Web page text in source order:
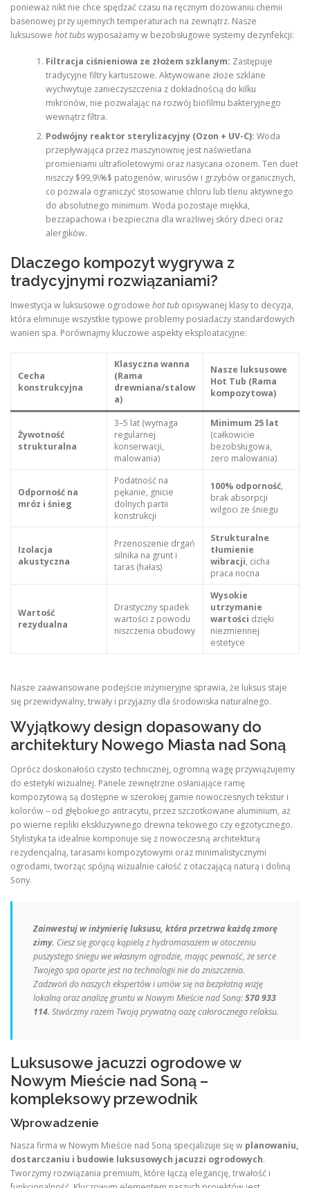
ponieważ nikt nie chce spędzać czasu na ręcznym dozowaniu chemii
basenowej przy ujemnych temperaturach na zewnątrz. Nasze
luksusowe hot tubswyposażamy w bezobsługowe systemy dezynfekcji:
Filtracja ciśnieniowa ze złożem szklanym: Zastępuje
tradycyjne filtry kartuszowe. Aktywowane złoże szklane
wychwytuje zanieczyszczenia z dokładnością do kilku
mikronów, nie pozwalając na rozwój biofilmu bakteryjnego
wewnątrz filtra.
Podwójny reaktor sterylizacyjny (Ozon + UV-C): Woda
przepływająca przez maszynownię jest naświetlana
promieniami ultrafioletowymi oraz nasycana ozonem. Ten duet
niszczy $99,9\%$ patogenów, wirusów i grzybów organicznych,
co pozwala ograniczyć stosowanie chloru lub tlenu aktywnego
do absolutnego minimum. Woda pozostaje miękka,
bezzapachowa i bezpieczna dla wrażliwej skóry dzieci oraz
alergików.
Dlaczego kompozyt wygrywa z
tradycyjnymi rozwiązaniami?
Inwestycja w luksusowe ogrodowe hot tub opisywanej klasy to decyzja,
która eliminuje wszystkie typowe problemy posiadaczy standardowych
wanien spa. Porównajmy kluczowe aspekty eksploatacyjne:
Cecha
konstrukcyjna
Klasyczna wanna
(Rama
drewniana/stalow
a)
Nasze luksusowe
Hot Tub (Rama
kompozytowa)
Żywotność
strukturalna
3–5 lat (wymaga
regularnej
konserwacji,
malowania)
Minimum 25 lat
(całkowicie
bezobsługowa,
zero malowania)
Odporność na
mróz i śnieg
Podatność na
pękanie, gnicie
dolnych partii
konstrukcji
100% odporność,
brak absorpcji
wilgoci ze śniegu
Izolacja
akustyczna
Przenoszenie drgań
silnika na grunt i
taras (hałas)
Strukturalne
tłumienie
wibracji, cicha
praca nocna
Wartość
rezydualna
Drastyczny spadek
wartości z powodu
niszczenia obudowy
Wysokie
utrzymanie
wartości dzięki
niezmiennej
estetyce
Nasze zaawansowane podejście inżynieryjne sprawia, że luksus staje
się przewidywalny, trwały i przyjazny dla środowiska naturalnego.
Wyjątkowy design dopasowany do
architektury Nowego Miasta nad Soną
Oprócz doskonałości czysto technicznej, ogromną wagę przywiązujemy
do estetyki wizualnej. Panele zewnętrzne osłaniające ramę
kompozytową są dostępne w szerokiej gamie nowoczesnych tekstur i
kolorów – od głębokiego antracytu, przez szczotkowane aluminium, aż
po wierne repliki ekskluzywnego drewna tekowego czy egzotycznego.
Stylistyka ta idealnie komponuje się z nowoczesną architekturą
rezydencjalną, tarasami kompozytowymi oraz minimalistycznymi
ogrodami, tworząc spójną wizualnie całość z otaczającą naturą i doliną
Sony.
Zainwestuj w inżynierię luksusu, która przetrwa każdą zmorę
zimy. Ciesz się gorącą kąpielą z hydromasażem w otoczeniu
puszystego śniegu we własnym ogrodzie, mając pewność, że serce
Twojego spa oparte jest na technologii nie do zniszczenia.
Zadzwoń do naszych ekspertów i umów się na bezpłatną wizję
lokalną oraz analizę gruntu w Nowym Mieście nad Soną:570 933
114. Stwórzmy razem Twoją prywatną oazę całorocznego relaksu.
Luksusowe jacuzzi ogrodowe w
Nowym Mieście nad Soną –
kompleksowy przewodnik
Wprowadzenie
Nasza firma w Nowym Mieście nad Soną specjalizuje się w planowaniu,
dostarczaniu i budowie luksusowych jacuzzi ogrodowych.
Tworzymy rozwiązania premium, które łączą elegancję, trwałość i